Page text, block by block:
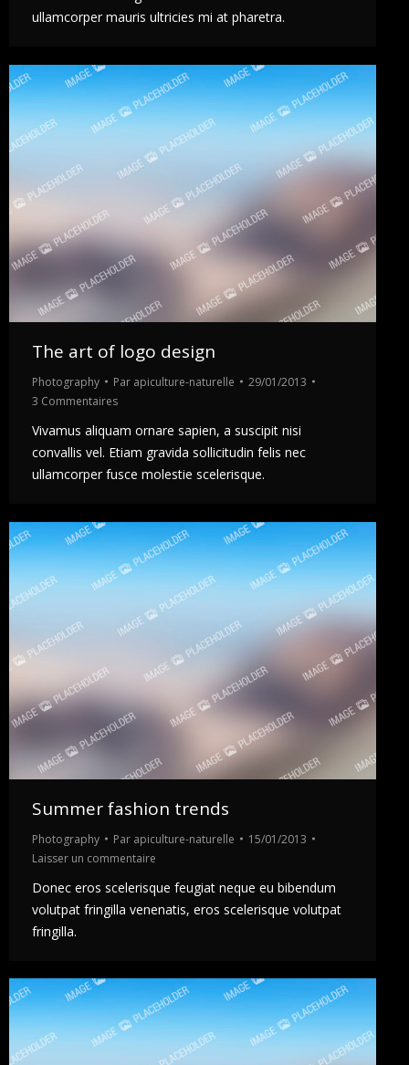
ullamcorper mauris ultricies mi at pharetra.
The art of logo design
Photography Par apiculture-naturelle
29/01/2013
3 Commentaires
Vivamus aliquam ornare sapien, a suscipit nisi
convallis vel. Etiam gravida sollicitudin felis nec
ullamcorper fusce molestie scelerisque.
Summer fashion trends
Photography Par apiculture-naturelle
15/01/2013
Laisser un commentaire
Donec eros scelerisque feugiat neque eu bibendum
volutpat fringilla venenatis, eros scelerisque volutpat
fringilla.